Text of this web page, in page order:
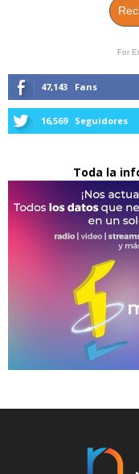
For
47,143 Fans
16,569 Seguidores
Toda la